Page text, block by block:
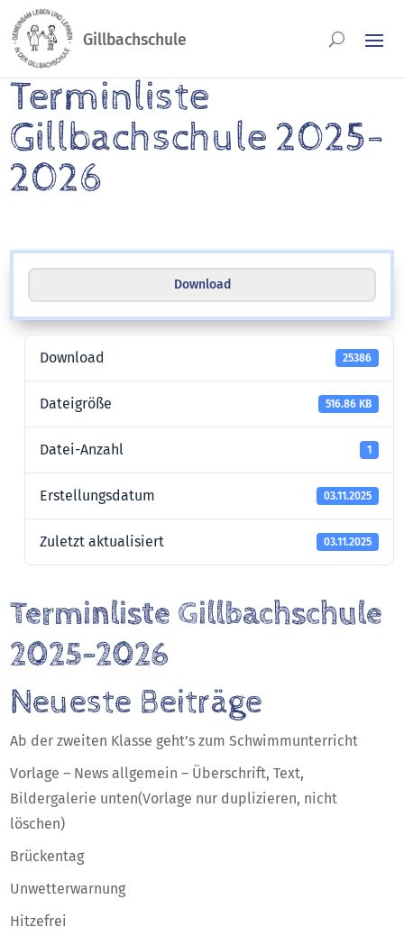
Terminliste
Gillbachschule 2025-
2026
Download
Download 25386
Dateigröße 516.86 KB
Datei-Anzahl 1
Erstellungsdatum 03.11.2025
Zuletzt aktualisiert 03.11.2025
Terminliste Gillbachschule
2025-2026
Neueste Beiträge
Ab der zweiten Klasse geht’s zum Schwimmunterricht
Vorlage – News allgemein – Überschrift, Text,
Bildergalerie unten(Vorlage nur duplizieren, nicht
löschen)
Brückentag
Unwetterwarnung
Hitzefrei